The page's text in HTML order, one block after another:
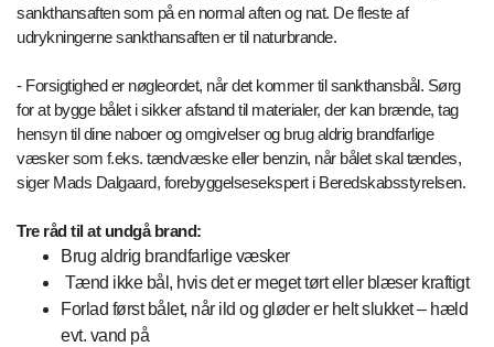
sankthansaften som på en normal aften og nat. De fleste af
udrykningerne sankthansaften er til naturbrande.
- Forsigtighed er nøgleordet, når det kommer til sankthansbål. Sørg
for at bygge bålet i sikker afstand til materialer, der kan brænde, tag
hensyn til dine naboer og omgivelser og brug aldrig brandfarlige
væsker som f.eks. tændvæske eller benzin, når bålet skal tændes,
siger Mads Dalgaard, forebyggelsesekspert i Beredskabsstyrelsen.
Tre råd til at undgå brand:
Brug aldrig brandfarlige væsker
Tænd ikke bål, hvis det er meget tørt eller blæser kraftigt
Forlad først bålet, når ild og gløder er helt slukket – hæld
evt. vand på